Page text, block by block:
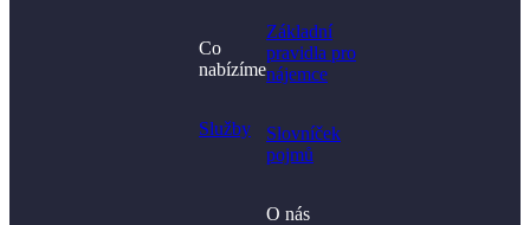
Co
nabízíme
Služby
Základní
pravidla pro
nájemce
Slovníček
pojmů
O nás